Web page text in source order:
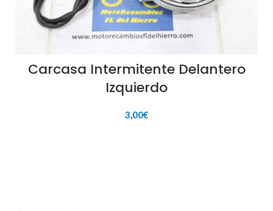
Carcasa Intermitente Delantero
Izquierdo
3,00€